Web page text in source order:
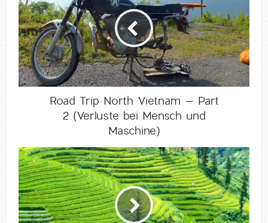
Road Trip North Vietnam – Part
2 (Verluste bei Mensch und
Maschine)